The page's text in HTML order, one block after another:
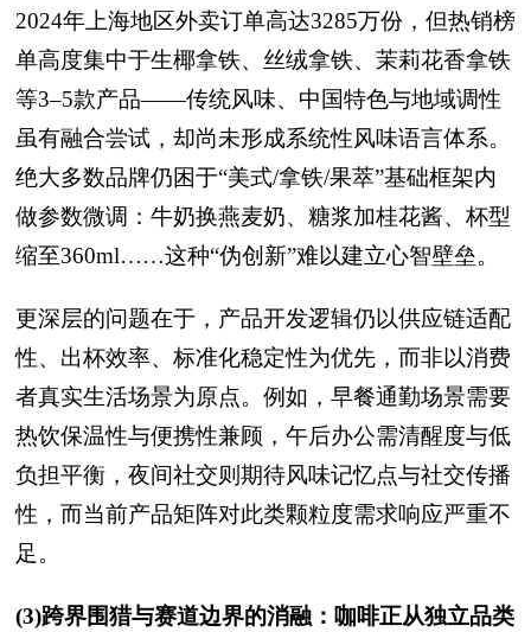
2024年上海地区外卖订单高达3285万份，但热销榜
单高度集中于生椰拿铁、丝绒拿铁、茉莉花香拿铁
等3–5款产品——传统风味、中国特色与地域调性
虽有融合尝试，却尚未形成系统性风味语言体系。
绝大多数品牌仍困于“美式/拿铁/果萃”基础框架内
做参数微调：牛奶换燕麦奶、糖浆加桂花酱、杯型
缩至360ml……这种“伪创新”难以建立心智壁垒。
更深层的问题在于，产品开发逻辑仍以供应链适配
性、出杯效率、标准化稳定性为优先，而非以消费
者真实生活场景为原点。例如，早餐通勤场景需要
热饮保温性与便携性兼顾，午后办公需清醒度与低
负担平衡，夜间社交则期待风味记忆点与社交传播
性，而当前产品矩阵对此类颗粒度需求响应严重不
足。
(3)跨界围猎与赛道边界的消融：咖啡正从独立品类